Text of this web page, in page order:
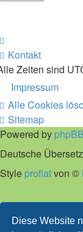
Diese Website
Kontakt
Zeiten sind
Impressum
Alle Cookies
Sitemap
Powered by phpBB
Deutsche
Style proflatvon ©
phpBB SiteMaker
Datenschutz|